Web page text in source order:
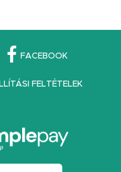
FACEBOOK
FELTÉTELEK